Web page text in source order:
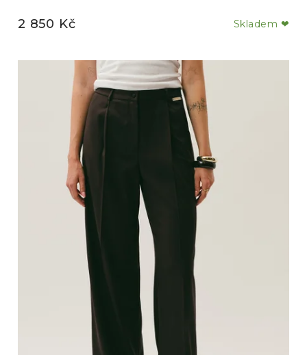
Skladem ❤
2 850 Kč